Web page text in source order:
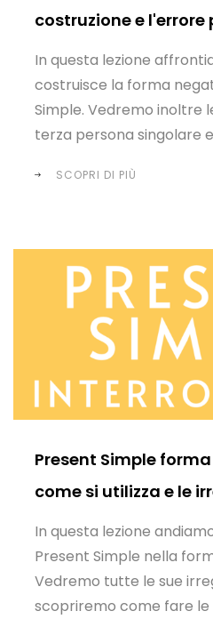
costruzione e l'errore
In questa lezione
costruisce la forma
Simple. Vedremo inoltre
terza persona singolare
SCOPRI DI PIÙ
Present Simple
come si utilizza e le
In questa lezione
Present Simple nella
Vedremo tutte le sue
scopriremo come fare